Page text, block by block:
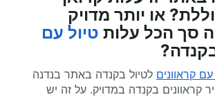
או יותר מדויק
סך הכל עלות טיול עם
עם קראוונים לטיול בקנדה באתר בנדנה
קראוונים בקנדה במדויק. על זה יש